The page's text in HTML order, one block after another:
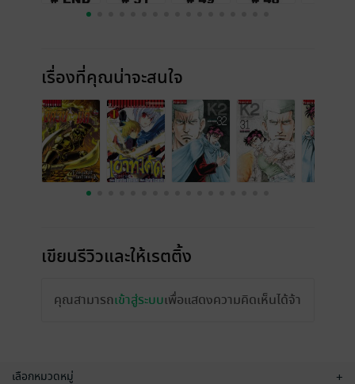
เรื่องที่คุณน่าจะสนใจ
เขียนรีวิวและให้เรตติ้ง
คุณสามารถเข้าสู่ระบบเพื่อแสดงความคิดเห็นได้จ้า
เลือกหมวดหมู่ +